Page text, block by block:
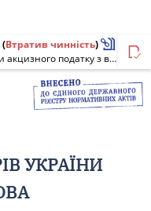
(Втратив чинність)
Деякі питання зарахування частини акцизного податку з виробленого в Україні та ввезеного на митну територію України пального до загального фонду відповідних бюджетів місцевого самоврядування